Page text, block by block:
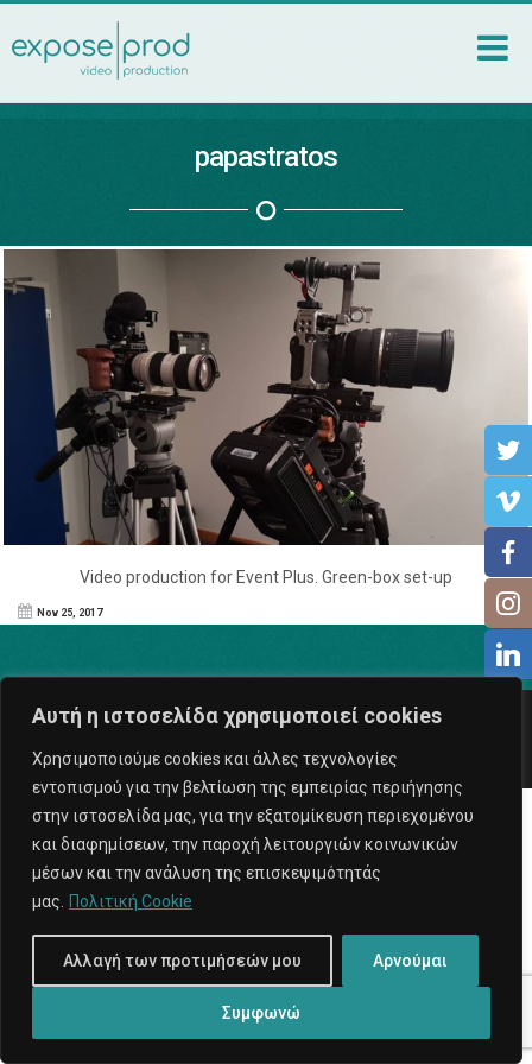
Αυτή η ιστοσελίδα χρησιμοποιεί cookies
Χρησιμοποιούμε cookies και άλλες τεχνολογίες
εντοπισμού για την βελτίωση της εμπειρίας περιήγησης
στην ιστοσελίδα μας, για την εξατομίκευση περιεχομένου
και διαφημίσεων, την παροχή λειτουργιών κοινωνικών
μέσων και την ανάλυση της επισκεψιμότητάς
μας.
Πολιτική Cookie
Αλλαγή των προτιμήσεών μου Αρνούμαι
Συμφωνώ
papastratos
Video production for Event Plus. Green-box set-up
Nov 25, 2017
Copyright © 2026ExposeProd. All rights reserved.
Υπηρεσίες Internet